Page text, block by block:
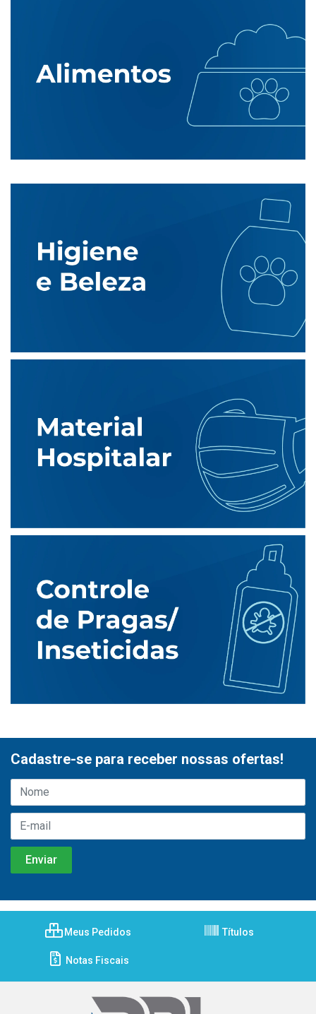
Cadastre-se para receber nossas ofertas!
Meus Pedidos Títulos
Notas Fiscais